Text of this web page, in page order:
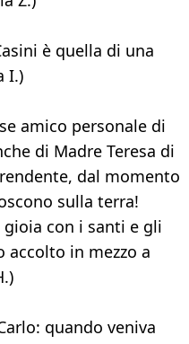
è quella di una
I.)
amico personale di
di Madre Teresa di
dal momento
sulla terra!
gioia con i santi e gli
accolto in mezzo a
quando veniva